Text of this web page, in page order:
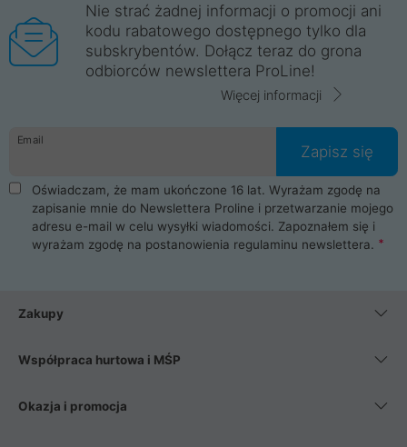
Nie strać żadnej informacji o promocji ani
kodu rabatowego dostępnego tylko dla
subskrybentów. Dołącz teraz do grona
odbiorców newslettera ProLine!
Więcej informacji
Email
Zapisz się
Oświadczam, że mam ukończone 16 lat. Wyrażam zgodę na
zapisanie mnie do Newslettera Proline i przetwarzanie mojego
adresu e-mail w celu wysyłki wiadomości. Zapoznałem się i
wyrażam zgodę na postanowienia regulaminu newslettera.
Zakupy
Współpraca hurtowa i MŚP
Okazja i promocja